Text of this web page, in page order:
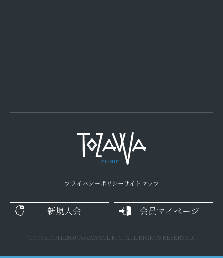
プライバシーポリシーサイトマップ
新規入会 会員マイページ
COPYRIGHTc2010 TOZAWACLINIC. ALL RIGHTS RESERVED.